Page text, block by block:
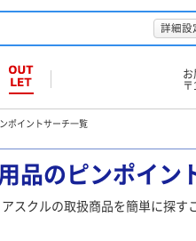
詳細設
お
ポイントサーチ一覧
品のピンポイン
アスクルの取扱商品を簡単に探す